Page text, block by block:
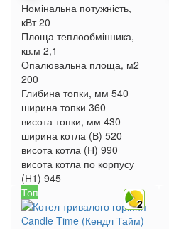
Номінальна потужність,
кВт 20
Площа теплообмінника,
кв.м 2,1
Опалювальна площа, м2
200
Глибина топки, мм 540
ширина топки 360
висота топки, мм 430
ширина котла (В) 520
висота котла (Н) 990
висота котла по корпусу
(Н1) 945
2
Топ